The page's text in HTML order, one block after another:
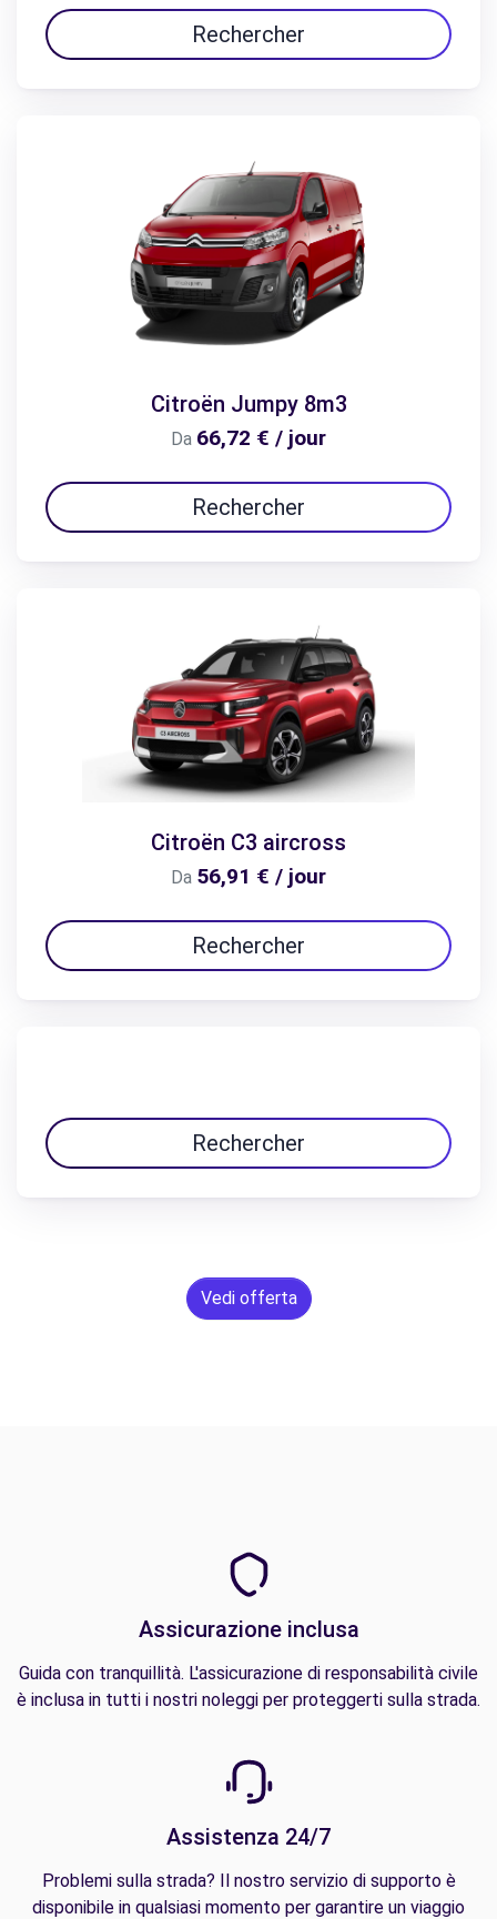
Rechercher
Citroën Jumpy 8m3
Da 66,72 € / jour
Rechercher
Citroën C3 aircross
Da 56,91 € / jour
Rechercher
Rechercher
Vedi offerta
Assicurazione inclusa
Guida con tranquillità. L'assicurazione di responsabilità civile
è inclusa in tutti i nostri noleggi per proteggerti sulla strada.
Assistenza 24/7
Problemi sulla strada? Il nostro servizio di supporto è
disponibile in qualsiasi momento per garantire un viaggio